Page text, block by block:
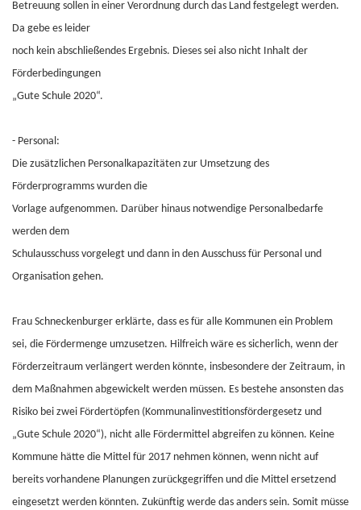
Betreuung sollen in einer Verordnung durch das Land festgelegt werden.
Da gebe es leider
noch kein abschließendes Ergebnis. Dieses sei also nicht Inhalt der
Förderbedingungen
„Gute Schule 2020“.
- Personal:
Die zusätzlichen Personalkapazitäten zur Umsetzung des
Förderprogramms wurden die
Vorlage aufgenommen. Darüber hinaus notwendige Personalbedarfe
werden dem
Schulausschuss vorgelegt und dann in den Ausschuss für Personal und
Organisation gehen.
Frau Schneckenburger erklärte, dass es für alle Kommunen ein Problem
sei, die Fördermenge umzusetzen. Hilfreich wäre es sicherlich, wenn der
Förderzeitraum verlängert werden könnte, insbesondere der Zeitraum, in
dem Maßnahmen abgewickelt werden müssen. Es bestehe ansonsten das
Risiko bei zwei Fördertöpfen (Kommunalinvestitionsfördergesetz und
„Gute Schule 2020“), nicht alle Fördermittel abgreifen zu können. Keine
Kommune hätte die Mittel für 2017 nehmen können, wenn nicht auf
bereits vorhandene Planungen zurückgegriffen und die Mittel ersetzend
eingesetzt werden könnten. Zukünftig werde das anders sein. Somit müsse